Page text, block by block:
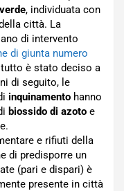
, individuata con
città. La
di intervento
di giunta numero
è stato deciso a
di seguito, le
inquinamento hanno
biossido di azoto e
e rifiuti della
di predisporre un
(pari e dispari) è
presente in città